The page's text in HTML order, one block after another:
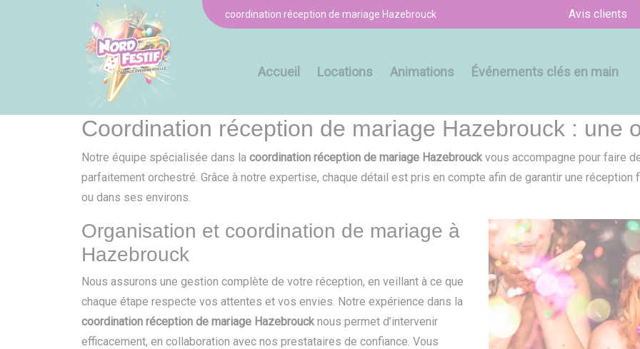
coordination réception de mariage Hazebrouck Avis clients
Accueil Locations Animations Événements clés en main
Coordination réception de mariage Hazebrouck : une
Notre équipe spécialisée dans la coordination réception de mariage Hazebrouckvous accompagne pour faire
parfaitement orchestré. Grâce à notre expertise, chaque détail est pris en compte afin de garantir une
ou dans ses environs.
Organisation et coordination de mariage à
Hazebrouck
Nous assurons une gestion complète de votre réception, en veillant à ce que
chaque étape respecte vos attentes et vos envies. Notre expérience dans la
coordination réception de mariage Hazebroucknous permet d’intervenir
efficacement, en collaboration avec nos prestataires de confiance. Vous
Panneau de gestion des cookies